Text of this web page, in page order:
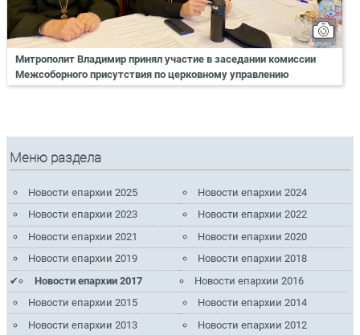
Митрополит Владимир принял участие в заседании комиссии
Межсоборного присутствия по церковному управлению
Меню раздела
Новости епархии 2025
Новости епархии 2024
Новости епархии 2023
Новости епархии 2022
Новости епархии 2021
Новости епархии 2020
Новости епархии 2019
Новости епархии 2018
Новости епархии 2017
Новости епархии 2016
Новости епархии 2015
Новости епархии 2014
Новости епархии 2013
Новости епархии 2012